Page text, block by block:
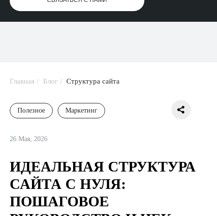
Главная / Блог / Структура сайта
Полезное Маркетинг
26 Мая, 2026
ИДЕАЛЬНАЯ СТРУКТУРА
САЙТА С НУЛЯ:
ПОШАГОВОЕ